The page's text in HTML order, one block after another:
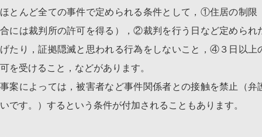
ほとんど全ての事件で定められる条件として，①住居の制限
合には裁判所の許可を得る），②裁判を行う日など定めら
げたり，証拠隠滅と思われる行為をしないこと，④３日以上
可を受けること，などがあります。
事案によっては，被害者など事件関係者との接触を禁止（
いです。）するという条件が付加されることもあります。